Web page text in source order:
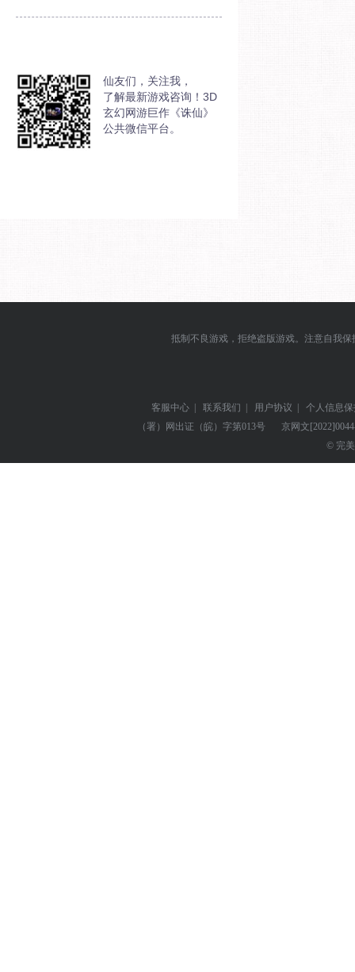
仙友们，关注我，
了解最新游戏咨询！3D
玄幻网游巨作《诛仙》
公共微信平台。
抵制不良游戏，拒绝盗版游戏。注意自我
客服中心 | 联系我们 | 用户协议 |
个人信息
（署）网出证（皖）字第013号
京网文
© 完美